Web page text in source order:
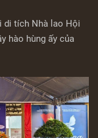
di tích Nhà lao Hội
hào hùng ấy của